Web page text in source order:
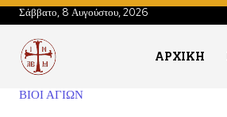
Σάββατο, 8 Αυγούστου, 2026
ΑΡΧΙΚΗ
ΒΙΟΙ ΑΓΙΩΝ